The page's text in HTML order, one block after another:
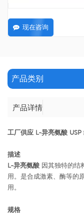
现在咨询
产品类别
产品详情
工厂供应 L-异亮氨酸
描述
L-异亮氨酸 因其独特的结
用。是合成激素、酶等的
用。
规格